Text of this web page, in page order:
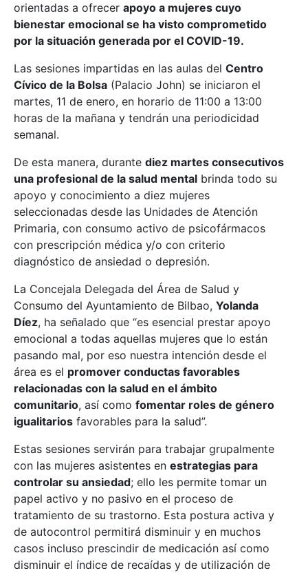
orientadas a ofrecer apoyo a mujeres cuyo
bienestar emocional se ha visto comprometido
por la situación generada por el COVID-19.
Las sesiones impartidas en las aulas del Centro
Cívico de la Bolsa (Palacio John) se iniciaron el
martes, 11 de enero, en horario de 11:00 a 13:00
horas de la mañana y tendrán una periodicidad
semanal.
De esta manera, durante diez martes consecutivos
una profesional de la salud mental brinda todo su
apoyo y conocimiento a diez mujeres
seleccionadas desde las Unidades de Atención
Primaria, con consumo activo de psicofármacos
con prescripción médica y/o con criterio
diagnóstico de ansiedad o depresión.
La Concejala Delegada del Área de Salud y
Consumo del Ayuntamiento de Bilbao, Yolanda
Díez, ha señalado que “es esencial prestar apoyo
emocional a todas aquellas mujeres que lo están
pasando mal, por eso nuestra intención desde el
área es el promover conductas favorables
relacionadas con la salud en el ámbito
comunitario, así como fomentar roles de género
igualitarios favorables para la salud”.
Estas sesiones servirán para trabajar grupalmente
con las mujeres asistentes en estrategias para
controlar su ansiedad; ello les permite tomar un
papel activo y no pasivo en el proceso de
tratamiento de su trastorno. Esta postura activa y
de autocontrol permitirá disminuir y en muchos
casos incluso prescindir de medicación así como
disminuir el índice de recaídas y de utilización de